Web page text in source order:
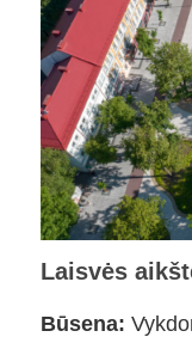
Laisvės
Būsena: